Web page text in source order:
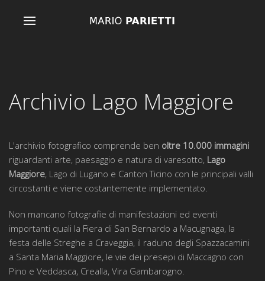
Archivio Lago Maggiore
L'archivio fotografico comprende ben oltre 10.000 immagini
riguardanti arte, paesaggio e natura di varesotto, Lago
Maggiore, Lago di Lugano e Canton Ticino con le principali valli
circostanti e viene costantemente implementato.
Non mancano fotografie di manifestazioni ed eventi
importanti quali la Fiera di San Bernardo a Macugnaga, la
festa delle Streghe a Craveggia, il raduno degli Spazzacamini
a Santa Maria Maggiore, le vie dei presepi di Maccagno con
Pino e Veddasca, Crealla, Vira Gambarogno.